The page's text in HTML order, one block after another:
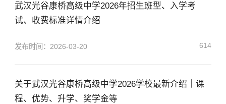
武汉光谷康桥高级中学2026年招生班型、入学考
试、收费标准详情介绍
614
发布时间：2026-03-20
关于武汉光谷康桥高级中学2026学校最新介绍｜课
程、优势、升学、奖学金等